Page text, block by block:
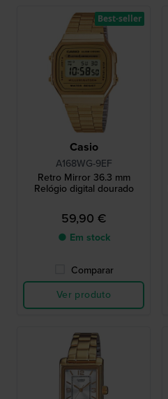
Casio
A168WG-9EF
Retro Mirror 36.3 mm
Relógio digital dourado
59,90 €
● Em stock
Comparar
Ver produto
Best-seller